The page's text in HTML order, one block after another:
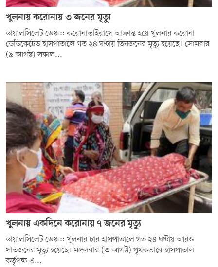
খুলনায় করোনায় ৩ জনের মৃত্যু
ডায়ালসিলেট ডেস্ক :: করোনাভাইরাসে আক্রান্ত হয়ে খুলনার করোনা
ডেডিকেটেড হাসপাতালে গত ২৪ ঘণ্টায় তিনজনের মৃত্যু হয়েছে। সোমবার
(৯ আগস্ট) সকাল...
খুলনায় একদিনে করোনায় ৭ জনের মৃত্যু
ডায়ালসিলেট ডেস্ক :: খুলনার চার হাসপাতালে গত ২৪ ঘণ্টায় আরও
সাতজনের মৃত্যু হয়েছে। মঙ্গলবার (৩ আগস্ট) পৃথকভাবে হাসপাতাল
কর্তৃপক্ষ এ...
সম্পাদকীয় কলাম
ABOUT US